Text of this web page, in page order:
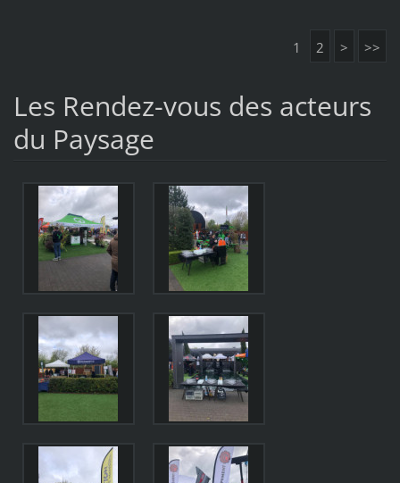
1 2 > >>
Les Rendez-vous des acteurs
du Paysage